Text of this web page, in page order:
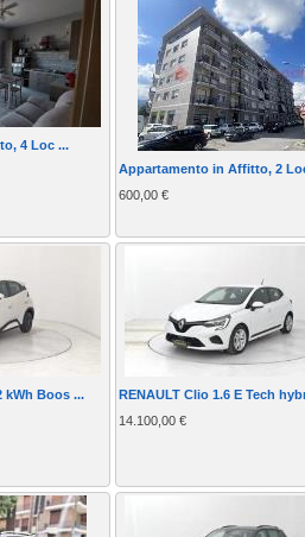
4 Loc ...
Appartamento in Affitto, 2
600,00 €
kWh Boos ...
RENAULT Clio 1.6 E Tech
14.100,00 €